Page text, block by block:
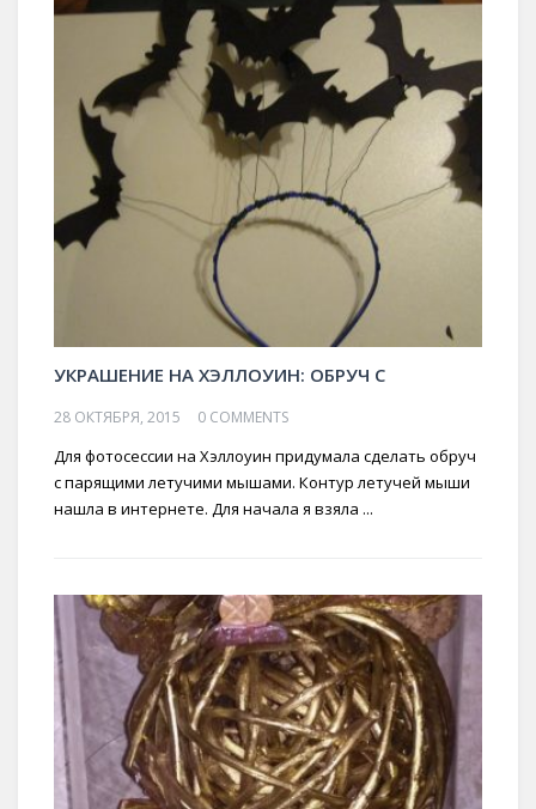
УКРАШЕНИЕ НА ХЭЛЛОУИН: ОБРУЧ С
28 ОКТЯБРЯ, 2015 0 COMMENTS
Для фотосессии на Хэллоуин придумала сделать обруч
с парящими летучими мышами. Контур летучей мыши
нашла в интернете. Для начала я взяла ...